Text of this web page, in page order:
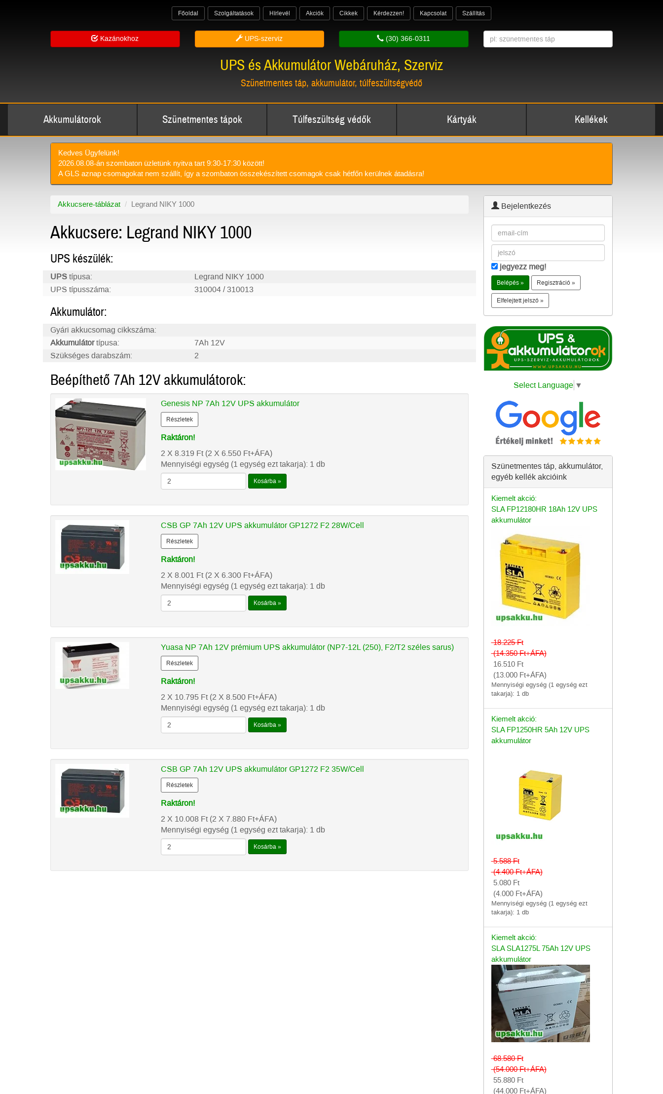
Főoldal Szolgáltatások Hírlevél Akciók Cikkek Kérdezzen! Kapcsolat Szállítás
Kazánokhoz UPS-szerviz (30) 366-0311
UPS és Akkumulátor Webáruház, Szerviz
Szünetmentes táp, akkumulátor, túlfeszültségvédő
Akkumulátorok Szünetmentes tápok Túlfeszültség védők Kártyák Kellékek
Kedves Ügyfelünk!
2026.08.08-án szombaton üzletünk nyitva tart 9:30-17:30 között!
A GLS aznap csomagokat nem szállít, így a szombaton összekészített csomagok csak hétfőn kerülnek átadásra!
Akkucsere-táblázat Legrand NIKY 1000
Akkucsere: Legrand NIKY 1000
UPS készülék:
UPS típusa:
Legrand NIKY 1000
UPS típusszáma:
310004 / 310013
Akkumulátor:
Gyári akkucsomag cikkszáma:
Akkumulátortípusa:
7Ah 12V
Szükséges darabszám:
2
Beépíthető 7Ah 12V akkumulátorok:
Genesis NP 7Ah 12V UPS akkumulátor
Részletek
Raktáron!
2 X 8.319 Ft(2 X 6.550 Ft+ÁFA)
Mennyiségi egység (1 egység ezt takarja): 1 db
Kosárba »
CSB GP 7Ah 12V UPS akkumulátor GP1272 F2 28W/Cell
Részletek
Raktáron!
2 X 8.001 Ft(2 X 6.300 Ft+ÁFA)
Mennyiségi egység (1 egység ezt takarja): 1 db
Kosárba »
Yuasa NP 7Ah 12V prémium UPS akkumulátor (NP7-12L (250), F2/T2 széles sarus)
Részletek
Raktáron!
2 X 10.795 Ft(2 X 8.500 Ft+ÁFA)
Mennyiségi egység (1 egység ezt takarja): 1 db
Kosárba »
CSB GP 7Ah 12V UPS akkumulátor GP1272 F2 35W/Cell
Részletek
Raktáron!
2 X 10.008 Ft(2 X 7.880 Ft+ÁFA)
Mennyiségi egység (1 egység ezt takarja): 1 db
Kosárba »
Bejelentkezés
jegyezz meg!
Regisztráció »
Elfelejtett jelszó »
Select Language ▼
Szünetmentes táp, akkumulátor,
egyéb kellék akcióink
Kiemelt akció:
SLA FP12180HR 18Ah 12V UPS
akkumulátor
18.225Ft
(14.350Ft+ÁFA)
16.510 Ft
(13.000 Ft+ÁFA)
Mennyiségi egység (1 egység ezt
takarja): 1 db
Kiemelt akció:
SLA FP1250HR 5Ah 12V UPS
akkumulátor
5.588Ft
(4.400Ft+ÁFA)
5.080 Ft
(4.000 Ft+ÁFA)
Mennyiségi egység (1 egység ezt
takarja): 1 db
Kiemelt akció:
SLA SLA1275L 75Ah 12V UPS
akkumulátor
68.580Ft
(54.000Ft+ÁFA)
55.880 Ft
(44.000 Ft+ÁFA)